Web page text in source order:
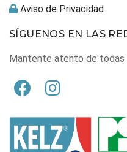
Aviso de Privacidad
SÍGUENOS EN LAS
Mantente atento de todas